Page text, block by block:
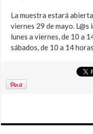
La muestra estará
viernes 29 de mayo.
lunes a viernes, de 10 a
sábados, de 10 a 14